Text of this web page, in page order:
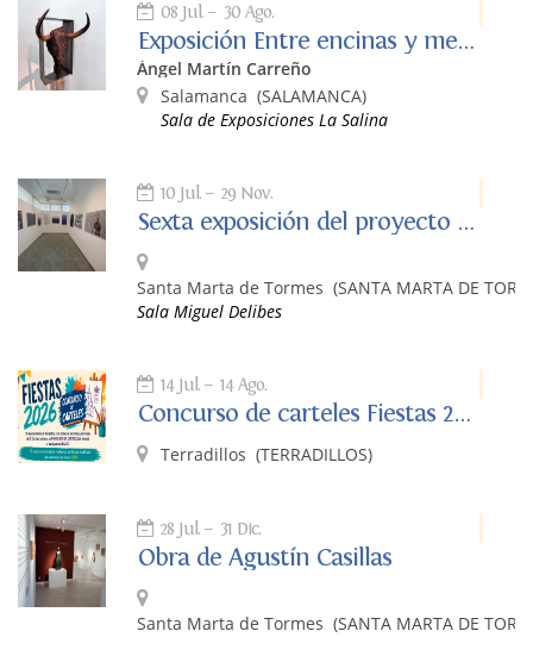
08 Jul. 30 Ago.
Exposición Entre encinas y memoria de Ángel Martín Carreño
Ángel Martín Carreño
Salamanca (SALAMANCA)
Sala de Exposiciones La Salina
10 Jul. 29 Nov.
Sexta exposición del proyecto ARTE Y BIODIVERSIDAD
Santa Marta de Tormes (SANTA MARTA DE
Sala Miguel Delibes
14 Jul. 14 Ago.
Concurso de carteles Fiestas 2026 Terradillos
Terradillos (TERRADILLOS)
28 Jul. 31 Dic.
Obra de Agustín Casillas
Santa Marta de Tormes (SANTA MARTA DE